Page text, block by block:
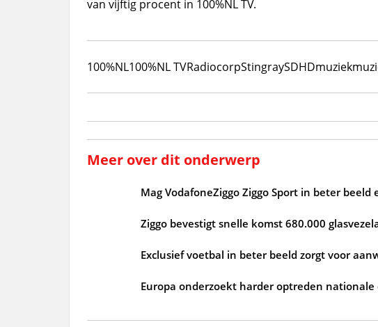
van vijftig procent in 100%NL TV.
100%NL100%NL TVRadiocorpStingraySDHDmuziek
Meer over dit onderwerp
Mag VodafoneZiggo Ziggo Sport in beter beeld
Ziggo bevestigt snelle komst 680.000
Exclusief voetbal in beter beeld zorgt voor
Europa onderzoekt harder optreden nationale